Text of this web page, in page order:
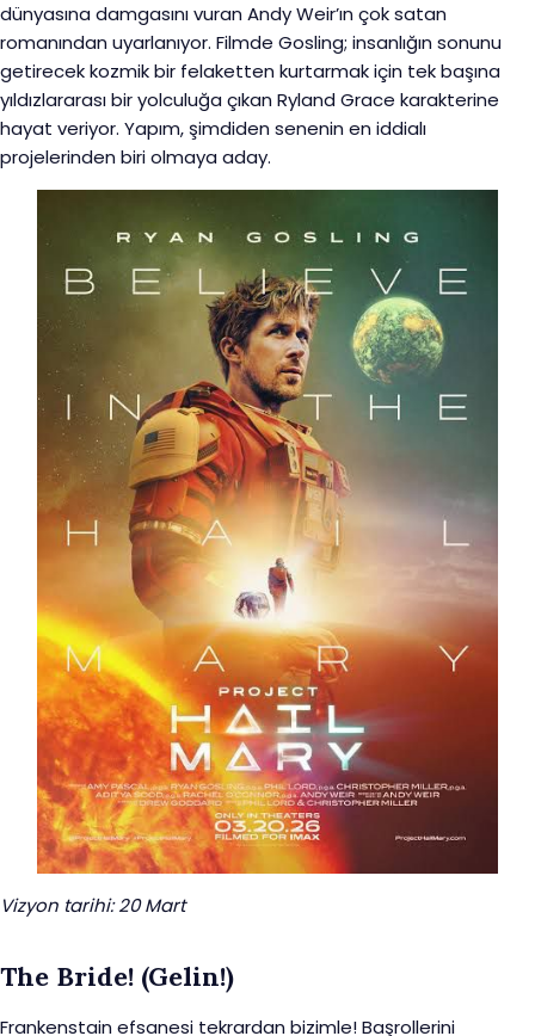
dünyasına damgasını vuran Andy Weir’ın çok satan
romanından uyarlanıyor. Filmde Gosling; insanlığın sonunu
getirecek kozmik bir felaketten kurtarmak için tek başına
yıldızlararası bir yolculuğa çıkan Ryland Grace karakterine
hayat veriyor. Yapım, şimdiden senenin en iddialı
projelerinden biri olmaya aday.
Vizyon tarihi: 20 Mart
The Bride! (Gelin!)
Frankenstain efsanesi tekrardan bizimle! Başrollerini